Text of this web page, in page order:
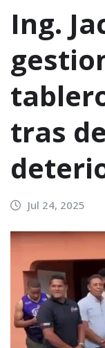
Ing.
tras
Jul 24, 2025